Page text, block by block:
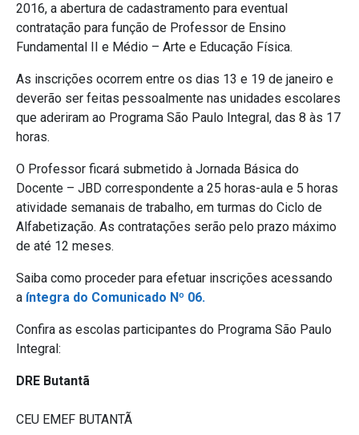
2016, a abertura de cadastramento para eventual
contratação para função de Professor de Ensino
Fundamental II e Médio – Arte e Educação Física.
As inscrições ocorrem entre os dias 13 e 19 de janeiro e
deverão ser feitas pessoalmente nas unidades escolares
que aderiram ao Programa São Paulo Integral, das 8 às 17
horas.
O Professor ficará submetido à Jornada Básica do
Docente – JBD correspondente a 25 horas-aula e 5 horas
atividade semanais de trabalho, em turmas do Ciclo de
Alfabetização. As contratações serão pelo prazo máximo
de até 12 meses.
Saiba como proceder para efetuar inscrições acessando
a íntegra do Comunicado Nº 06.
Confira as escolas participantes do Programa São Paulo
Integral:
DRE Butantã
CEU EMEF BUTANTÃ